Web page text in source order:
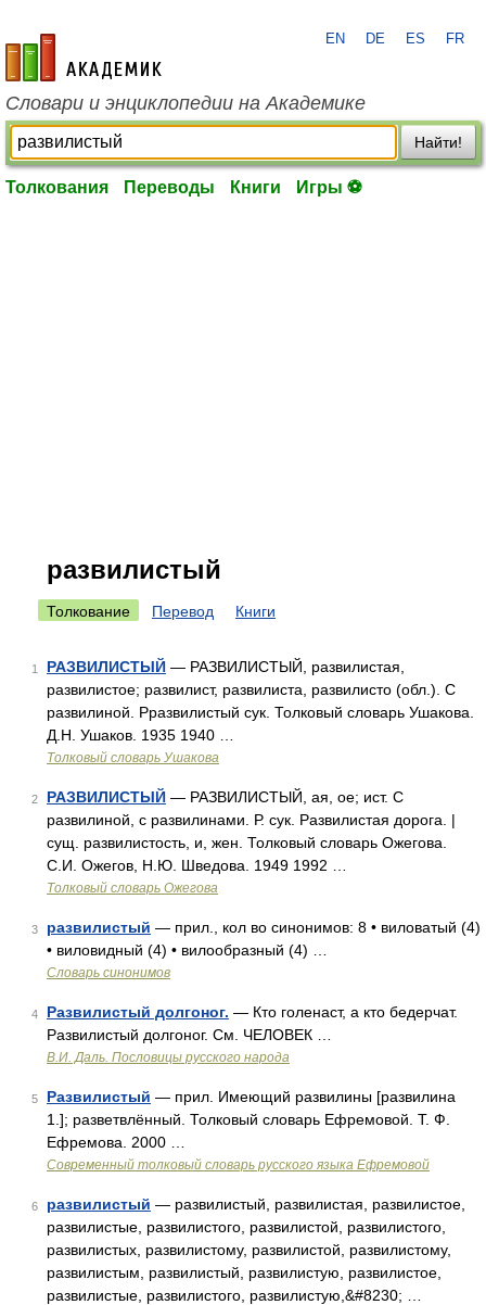
academic.ru
EN DE ES FR
Словари и энциклопедии на Академике
Найти!
Толкования Переводы Книги Игры ⚽
развилистый
Толкование Перевод Книги
1 РАЗВИЛИСТЫЙ — РАЗВИЛИСТЫЙ, развилистая,
развилистое; развилист, развилиста, развилисто (обл.). С
развилиной. Рразвилистый сук. Толковый словарь Ушакова.
Д.Н. Ушаков. 1935 1940 …
Толковый словарь Ушакова
2 РАЗВИЛИСТЫЙ — РАЗВИЛИСТЫЙ, ая, ое; ист. С
развилиной, с развилинами. Р. сук. Развилистая дорога. |
сущ. развилистость, и, жен. Толковый словарь Ожегова.
С.И. Ожегов, Н.Ю. Шведова. 1949 1992 …
Толковый словарь Ожегова
3 развилистый — прил., кол во синонимов: 8 • виловатый (4)
• виловидный (4) • вилообразный (4) …
Словарь синонимов
4 Развилистый долгоног. — Кто голенаст, а кто бедерчат.
Развилистый долгоног. См. ЧЕЛОВЕК …
В.И. Даль. Пословицы русского народа
5 Развилистый — прил. Имеющий развилины [развилина
1.]; разветвлённый. Толковый словарь Ефремовой. Т. Ф.
Ефремова. 2000 …
Современный толковый словарь русского языка Ефремовой
6 развилистый — развилистый, развилистая, развилистое,
развилистые, развилистого, развилистой, развилистого,
развилистых, развилистому, развилистой, развилистому,
развилистым, развилистый, развилистую, развилистое,
развилистые, развилистого, развилистую,&#8230; …